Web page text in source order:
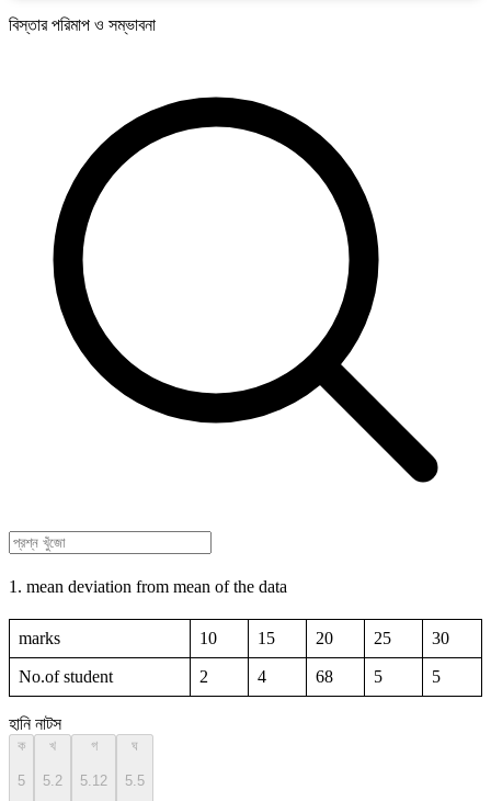
বিস্তার পরিমাপ ও সম্ভাবনা
1. mean deviation from mean of the data
marks 10 15 20 25 30
No.of student 2 4 68 5 5
হানি নাটস
ক
5
খ
5.2
গ
5.12
ঘ
5.5